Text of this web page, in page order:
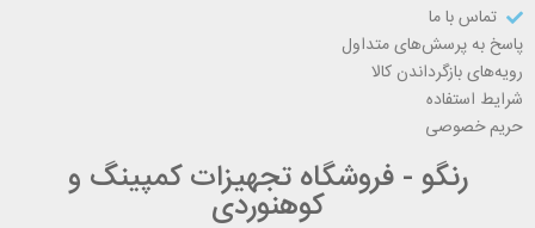
تماس با ما
پاسخ به پرسش‌های متداول
رویه‌های بازگرداندن کالا
شرایط استفاده
حریم خصوصی
رنگو - فروشگاه تجهیزات کمپینگ و
کوهنوردی